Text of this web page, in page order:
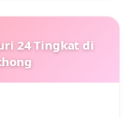
24 Tingkat di